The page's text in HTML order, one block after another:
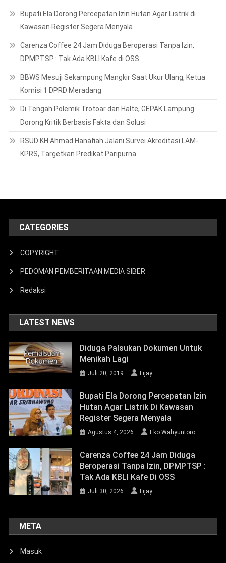
Redaksi
Diduga Palsukan Dokumen Untuk
Menikah Lagi
Juli 20, 2019 Fijay
Bupati Ela Dorong Percepatan Izin
Hutan Agar Listrik Di Kawasan
Juli 30, 2026 Fijay
META
Feed komentar
|Theme: News Portal byMystery Themes